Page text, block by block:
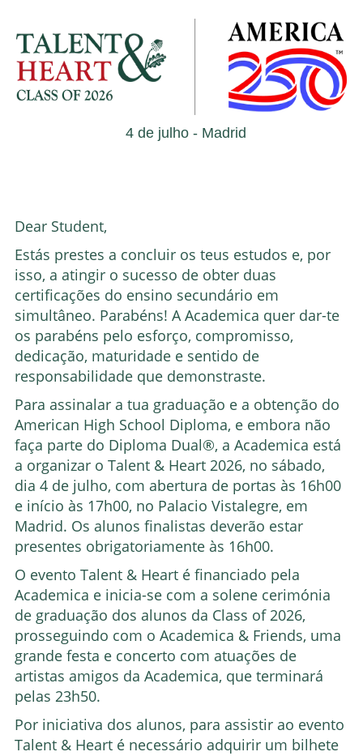
4 de julho - Madrid
Dear Student,
Estás prestes a concluir os teus estudos e, por
isso, a atingir o sucesso de obter duas
certificações do ensino secundário em
simultâneo. Parabéns! A Academica quer dar-te
os parabéns pelo esforço, compromisso,
dedicação, maturidade e sentido de
responsabilidade que demonstraste.
Para assinalar a tua graduação e a obtenção do
American High School Diploma, e embora não
faça parte do Diploma Dual®, a Academica está
a organizar o Talent & Heart 2026, no sábado,
dia 4 de julho, com abertura de portas às 16h00
e início às 17h00, no Palacio Vistalegre, em
Madrid. Os alunos finalistas deverão estar
presentes obrigatoriamente às 16h00.
O evento Talent & Heart é financiado pela
Academica e inicia-se com a solene cerimónia
de graduação dos alunos da Class of 2026,
prosseguindo com o Academica & Friends, uma
grande festa e concerto com atuações de
artistas amigos da Academica, que terminará
pelas 23h50.
Por iniciativa dos alunos, para assistir ao evento
Talent & Heart é necessário adquirir um bilhete